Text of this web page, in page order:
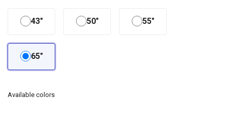
43" 50" 55"
65"
Available colors